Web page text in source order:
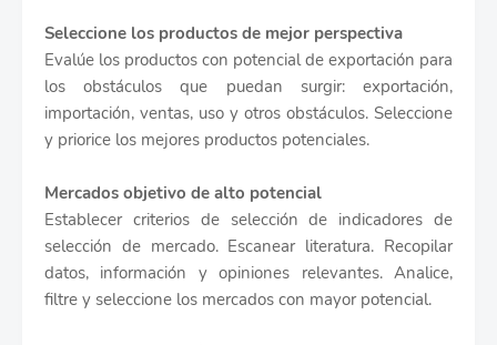
Seleccione los productos de mejor perspectiva
Evalúe los productos con potencial de exportación para
los obstáculos que puedan surgir: exportación,
importación, ventas, uso y otros obstáculos. Seleccione
y priorice los mejores productos potenciales.
Mercados objetivo de alto potencial
Establecer criterios de selección de indicadores de
selección de mercado. Escanear literatura. Recopilar
datos, información y opiniones relevantes. Analice,
filtre y seleccione los mercados con mayor potencial.